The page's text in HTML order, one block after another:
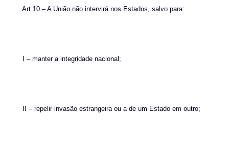
Art 10 – A União não intervirá nos Estados, salvo para:
I – manter a integridade nacional;
II – repelir invasão estrangeira ou a de um Estado em outro;